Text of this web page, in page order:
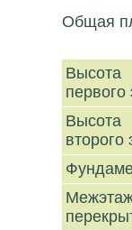
Общая
Высота
первого
Высота
второго